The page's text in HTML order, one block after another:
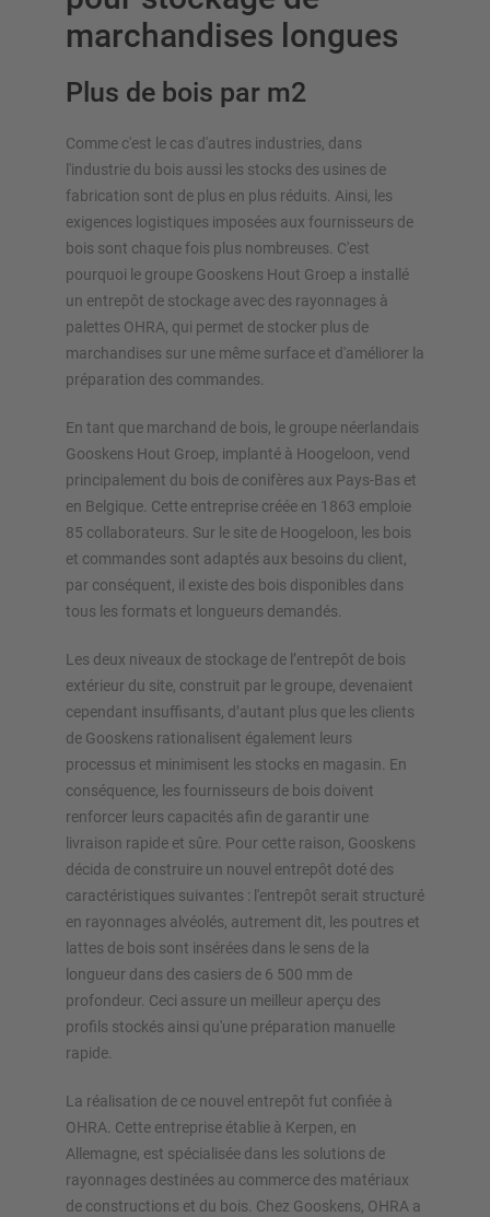
marchandises longues
Plus de bois par m2
Comme c'est le cas d'autres industries, dans
l'industrie du bois aussi les stocks des usines de
fabrication sont de plus en plus réduits. Ainsi, les
exigences logistiques imposées aux fournisseurs de
bois sont chaque fois plus nombreuses. C'est
pourquoi le groupe Gooskens Hout Groep a installé
un entrepôt de stockage avec des rayonnages à
palettes OHRA, qui permet de stocker plus de
marchandises sur une même surface et d'améliorer la
préparation des commandes.
En tant que marchand de bois, le groupe néerlandais
Gooskens Hout Groep, implanté à Hoogeloon, vend
principalement du bois de conifères aux Pays-Bas et
en Belgique. Cette entreprise créée en 1863 emploie
85 collaborateurs. Sur le site de Hoogeloon, les bois
et commandes sont adaptés aux besoins du client,
par conséquent, il existe des bois disponibles dans
tous les formats et longueurs demandés.
Les deux niveaux de stockage de l’entrepôt de bois
extérieur du site, construit par le groupe, devenaient
cependant insuffisants, d’autant plus que les clients
de Gooskens rationalisent également leurs
processus et minimisent les stocks en magasin. En
conséquence, les fournisseurs de bois doivent
renforcer leurs capacités afin de garantir une
livraison rapide et sûre. Pour cette raison, Gooskens
décida de construire un nouvel entrepôt doté des
caractéristiques suivantes : l'entrepôt serait structuré
en rayonnages alvéolés, autrement dit, les poutres et
lattes de bois sont insérées dans le sens de la
longueur dans des casiers de 6 500 mm de
profondeur. Ceci assure un meilleur aperçu des
profils stockés ainsi qu'une préparation manuelle
rapide.
La réalisation de ce nouvel entrepôt fut confiée à
OHRA. Cette entreprise établie à Kerpen, en
Allemagne, est spécialisée dans les solutions de
rayonnages destinées au commerce des matériaux
de constructions et du bois. Chez Gooskens, OHRA a
APERÇU DES SYSTÈMES DE
STOCKAGE
Rayonnages à palettes
Rayonnages mobiles
Stockage automatique
Hall de rayonnages
Mezzanines
Rayonnage vertical
Planifiez votre système de rayonnage individuellement avec
nos configurateurs – y compris la demande directe
Configurer le rayonnage maintenant